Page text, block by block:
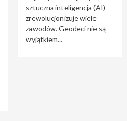
sztuczna inteligencja (AI)
zrewolucjonizuje wiele
zawodów. Geodeci nie są
wyjątkiem...